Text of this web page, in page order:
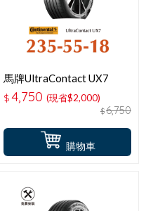
購物車
馬牌UltraContact UX7
235-55-18 耐磨舒適輪胎
$4,750 (現省$2,000)
$6,750